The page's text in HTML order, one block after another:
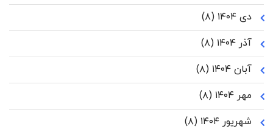
دی ۱۴۰۴
(۸)
آذر ۱۴۰۴
(۸)
آبان ۱۴۰۴
(۸)
مهر ۱۴۰۴
(۸)
شهریور ۱۴۰۴
(۸)